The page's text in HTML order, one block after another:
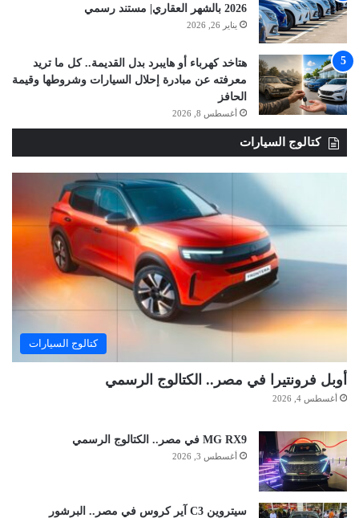
2026 بالشهر العقاري| مستند رسمي
يناير 26, 2026
هتاخد كهرباء أو هايبرد بدل القديمة.. كل ما تريد
معرفته عن مبادرة إحلال السيارات وشروطها وقيمة
الحافز
أغسطس 8, 2026
كتالوج السيارات
كتالوج السيارات
أوبل فرونتيرا في مصر.. الكتالوج الرسمي
أغسطس 4, 2026
MG RX9 في مصر.. الكتالوج الرسمي
أغسطس 3, 2026
سيتروين C3 آير كروس في مصر.. البرشور